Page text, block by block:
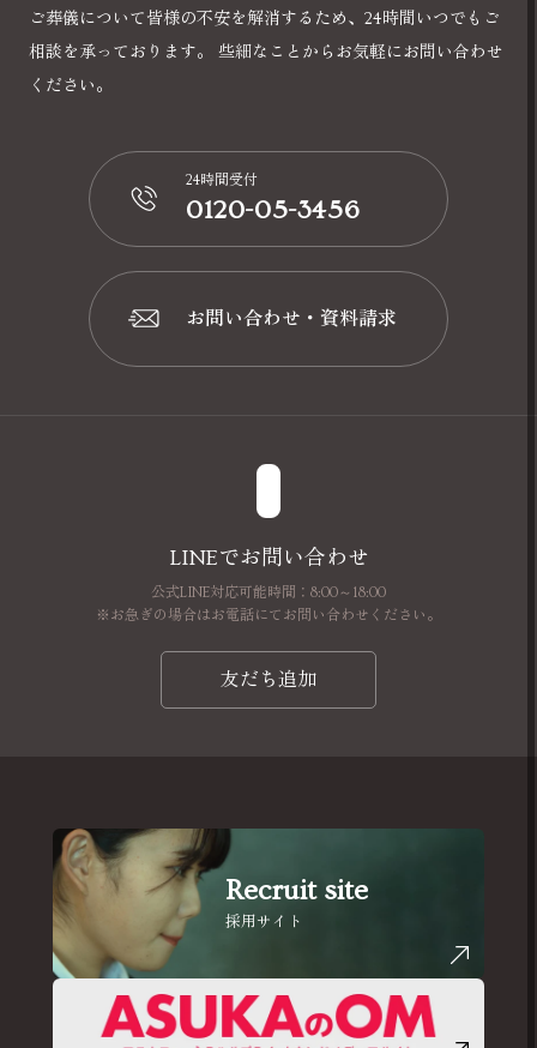
ご葬儀について皆様の不安を解消するため、24時間いつでもご
相談を承っております。
些細なことからお気軽にお問い合わせ
ください。
📞
24時間受付
0120-05-3456
📩
お問い合わせ・資料請求
LINEでお問い合わせ
公式LINE対応可能時間：8:00～18:00
※お急ぎの場合はお電話にてお問い合わせください。
友だち追加
採用サイト
Recruit site